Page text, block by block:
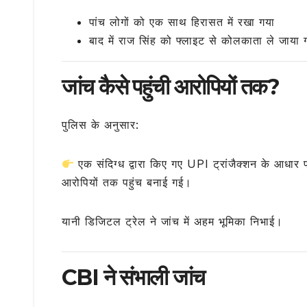
पांच लोगों को एक साथ हिरासत में रखा गया
बाद में राज सिंह को फ्लाइट से कोलकाता ले जाया
जांच कैसे पहुंची आरोपियों तक?
पुलिस के अनुसार:
एक संदिग्ध द्वारा किए गए UPI ट्रांजैक्शन के आधार
आरोपियों तक पहुंच बनाई गई।
यानी डिजिटल ट्रेल ने जांच में अहम भूमिका निभाई।
CBI ने संभाली जांच